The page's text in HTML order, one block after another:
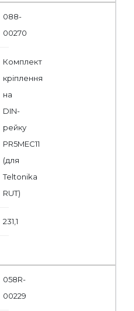
088-
00270
Комплект
кріплення
на
DIN-
рейку
PR5MEC11
(для
Teltonika
RUT)
231,1
058R-
00229